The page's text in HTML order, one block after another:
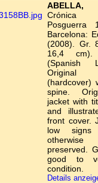
Posguerra
Barcelona:
(2008). Gr.
16,4
(Spanish
Original
(hardcover)
spine.
jacket with
and
front cover.
low
preserved.
good to
condition.
Details